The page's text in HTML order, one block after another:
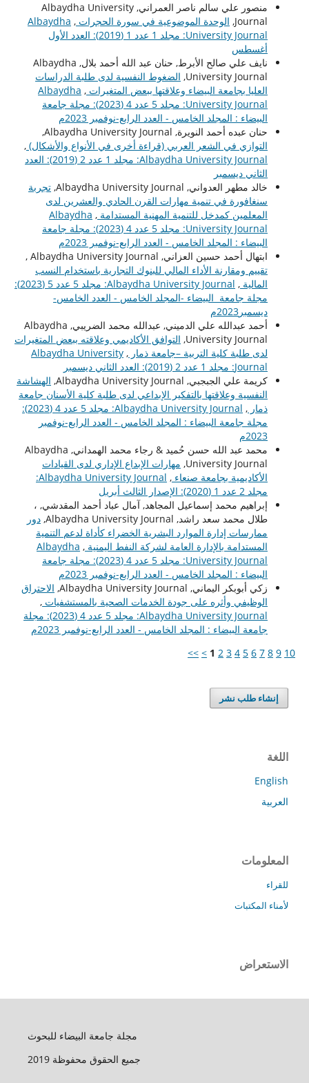
منصور علي سالم ناصر العمراني, Albaydha University
Journal, الوحدة الموضوعية في سورة الحجرات ,
Albaydha
University Journal: مجلد 1 عدد 1 (2019): العدد الأول
أغسطس
نايف علي صالح الأبرط, حنان عبد الله أحمد بلال, Albaydha
University Journal, الضغوط النفسية لدى طلبة الدراسات
العليا بجامعة البيضاء وعلاقتها ببعض المتغيرات ,
Albaydha
University Journal: مجلد 5 عدد 4 (2023): مجلة جامعة
البيضاء : المجلد الخامس - العدد الرابع-نوفمبر 2023م
حنان عبده أحمد النويرة, Albaydha University Journal,
التوازي في الشعر العربي (قراءة أخرى في الأنواع والأشكال) ,
Albaydha University Journal: مجلد 1 عدد 2 (2019): العدد
الثاني ديسمبر
خالد مطهر العدواني, Albaydha University Journal,
تجربة
سنغافورة في تنمية مهارات القرن الحادي والعشرين لدى
المعلمين كمدخل للتنمية المهنية المستدامة ,
Albaydha
University Journal: مجلد 5 عدد 4 (2023): مجلة جامعة
البيضاء : المجلد الخامس - العدد الرابع-نوفمبر 2023م
ابتهال أحمد حسين العزاني, Albaydha University Journal ,
تقييم ومقارنة الأداء المالي للبنوك التجارية باستخدام النسب
المالية ,
Albaydha University Journal: مجلد 5 عدد 5 (2023):
مجلة جامعة البيضاء -المجلد الخامس - العدد الخامس-
ديسمبر2023م
أحمد عبدالله علي الدميني, عبدالله محمد الضريبي, Albaydha
University Journal, التوافق الأكاديمي وعلاقته ببعض المتغيرات
لدى طلبة كلية التربية –جامعة ذمار ,
Albaydha University
Journal: مجلد 1 عدد 2 (2019): العدد الثاني ديسمبر
كريمة علي الجبجبي, Albaydha University Journal,
الهشاشة
النفسية وعلاقتها بالتفكير الإبداعي لدى طلبة كلية الأسنان جامعة
ذمار ,
Albaydha University Journal: مجلد 5 عدد 4 (2023):
مجلة جامعة البيضاء : المجلد الخامس - العدد الرابع-نوفمبر
2023م
محمد عبد الله حسن حُميد & رجاء محمد الهمداني, Albaydha
University Journal, مهارات الإبداع الإداري لدى القيادات
الأكاديمية بجامعة صنعاء ,
Albaydha University Journal:
مجلد 2 عدد 1 (2020): الإصدار الثالث أبريل
إبراهيم محمد إسماعيل المجاهد, آمال عباد أحمد المقدشي, ،
طلال محمد سعد راشد, Albaydha University Journal,
دور
ممارسات إدارة الموارد البشرية الخضراء كأداة لدعم التنمية
المستدامة بالإدارة العامة لشركة النفط اليمنية ,
Albaydha
University Journal: مجلد 5 عدد 4 (2023): مجلة جامعة
البيضاء : المجلد الخامس - العدد الرابع-نوفمبر 2023م
زكي أبوبكر اليماني, Albaydha University Journal,
الاحتراق
الوظيفي وأثره على جودة الخدمات الصحية بالمستشفيات ,
Albaydha University Journal: مجلد 5 عدد 4 (2023): مجلة
جامعة البيضاء : المجلد الخامس - العدد الرابع-نوفمبر 2023م
1 2 3 4 5 6 7 8 9 10
>
>>
إنشاء طلب نشر
اللغة
English
العربية
المعلومات
للقراء
لأمناء المكتبات
الاستعراض
مجلة جامعة البيضاء للبحوث
جميع الحقوق محفوظة 2019